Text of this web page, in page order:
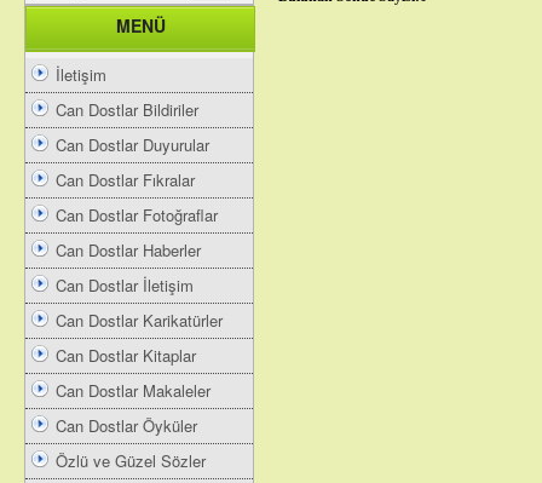
MENÜ
İletişim
Can Dostlar Bildiriler
Can Dostlar Duyurular
Can Dostlar Fıkralar
Can Dostlar Fotoğraflar
Can Dostlar Haberler
Can Dostlar İletişim
Can Dostlar Karikatürler
Can Dostlar Kitaplar
Can Dostlar Makaleler
Can Dostlar Öyküler
Özlü ve Güzel Sözler